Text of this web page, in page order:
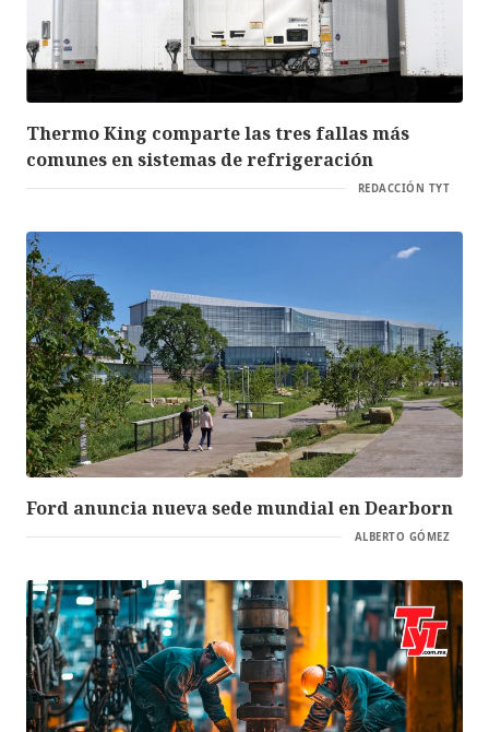
Thermo King comparte las tres fallas más
comunes en sistemas de refrigeración
REDACCIÓN TYT
Ford anuncia nueva sede mundial en Dearborn
ALBERTO GÓMEZ